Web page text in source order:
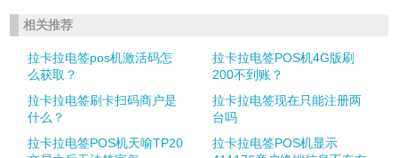
相关推荐
拉卡拉电签pos机激活码怎
么获取？
拉卡拉电签POS机4G版刷
200不到账？
拉卡拉电签刷卡扫码商户是
什么？
拉卡拉电签现在只能注册两
台吗
拉卡拉电签POS机天喻TP20
拉卡拉电签POS机显示